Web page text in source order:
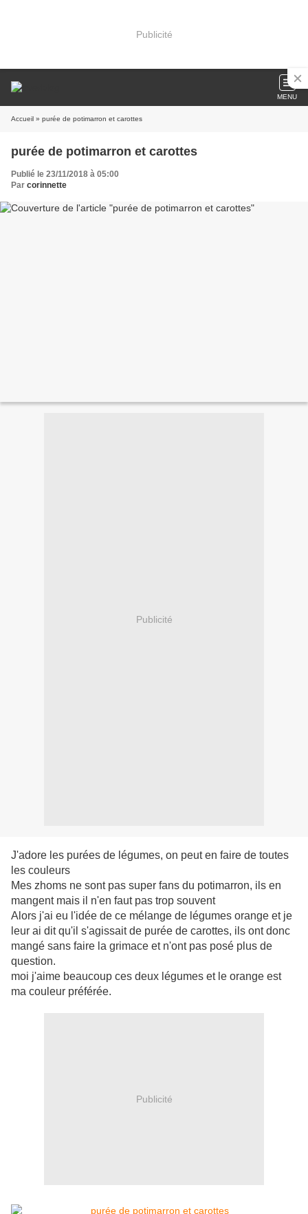
Publicité
MENU
Accueil » purée de potimarron et carottes
purée de potimarron et carottes
Publié le 23/11/2018 à 05:00
Par corinnette
Publicité
J'adore les purées de légumes, on peut en faire de toutes
les couleurs
Mes zhoms ne sont pas super fans du potimarron, ils en
mangent mais il n'en faut pas trop souvent
Alors j'ai eu l'idée de ce mélange de légumes orange et je
leur ai dit qu'il s'agissait de purée de carottes, ils ont donc
mangé sans faire la grimace et n'ont pas posé plus de
question.
moi j'aime beaucoup ces deux légumes et le orange est
ma couleur préférée.
Publicité